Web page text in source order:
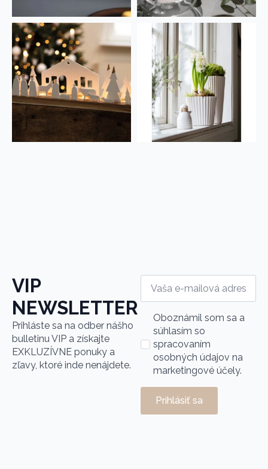
VIP
NEWSLETTER
Prihláste sa na odber nášho
bulletinu VIP a získajte
EXKLUZÍVNE ponuky a
zľavy, ktoré inde nenájdete.
Vaša
Name
Oboznámil som sa a
súhlasím so
spracovaním
osobných údajov na
marketingové účely.
Prihlásiť sa